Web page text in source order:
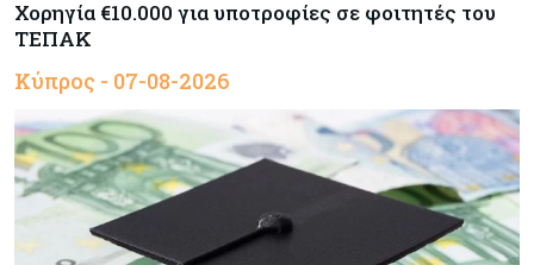
Χορηγία €10.000 για υποτροφίες σε φοιτητές του
ΤΕΠΑΚ
Κύπρος - 07-08-2026